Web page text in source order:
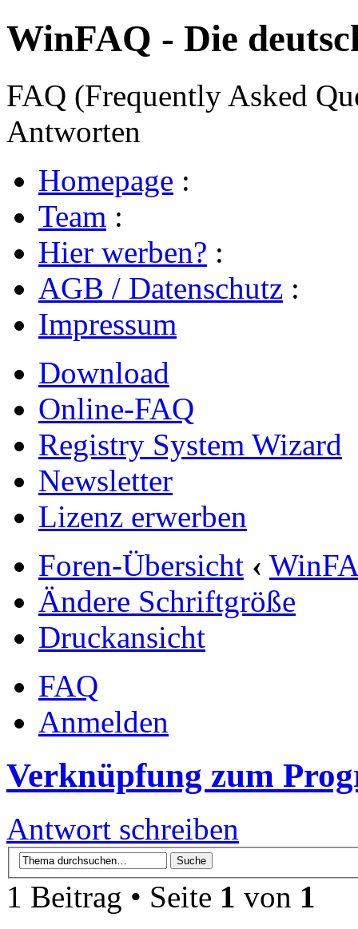
WinFAQ - Die
FAQ (Frequently Asked
Antworten
Homepage :
Team :
Hier werben? :
AGB / Datenschutz :
Impressum
Download
Online-FAQ
Registry System Wizard
Newsletter
Lizenz erwerben
Foren-Übersicht ‹
Ändere Schriftgröße
Druckansicht
FAQ
Anmelden
Verknüpfung zum
Antwort schreiben
1 Beitrag • Seite 1 von 1